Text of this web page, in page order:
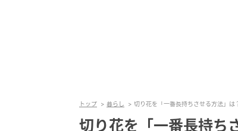
トップ 暮らし 切り花を「一番長持ちさせる方法」
切り花を「一番長持ち